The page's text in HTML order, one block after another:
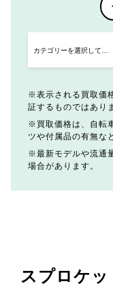
表示される買取価
証するものではあり
買取価格は、自転
ツや付属品の有無な
最新モデルや流通
場合があります。
スプロケッ